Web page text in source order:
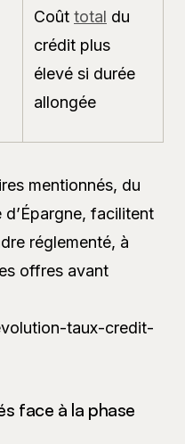
Coût total du
crédit plus
élevé si durée
allongée
mentionnés, du
facilitent
réglementé, à
offres avant
taux-credit-
face à la phase